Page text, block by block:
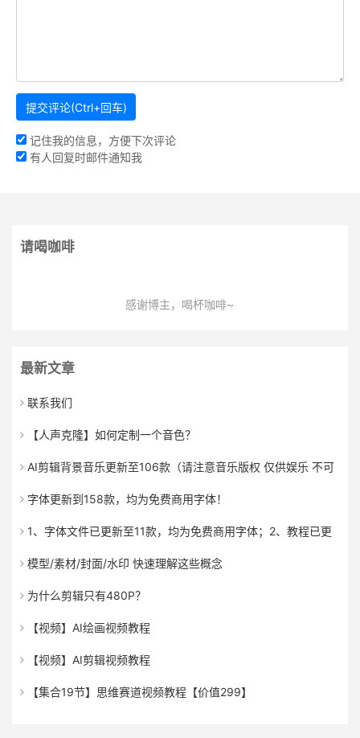
记住我的信息，方便下次评论
有人回复时邮件通知我
请喝咖啡
感谢博主，喝杯咖啡~
最新文章
联系我们
【人声克隆】如何定制一个音色？
AI剪辑背景音乐更新至106款（请注意音乐版权 仅供娱乐 不可
用于商业用途）
字体更新到158款，均为免费商用字体！
1、字体文件已更新至11款，均为免费商用字体；2、教程已更
新（剪辑/模型/素材/封面/水印/文案/绘画）等，请仔细观看教
程；
模型/素材/封面/水印 快速理解这些概念
为什么剪辑只有480P？
【视频】AI绘画视频教程
【视频】AI剪辑视频教程
【集合19节】思维赛道视频教程【价值299】